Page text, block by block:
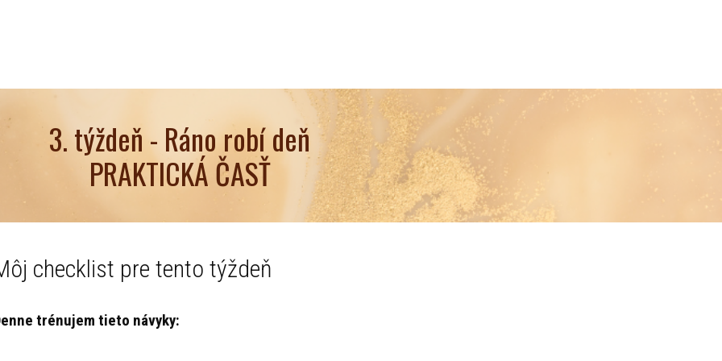
3. týždeň - Ráno robí deň
PRAKTICKÁ ČASŤ
checklist pre tento týždeň
trénujem tieto návyky: